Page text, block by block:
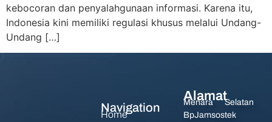
kebocoran dan penyalahgunaan informasi. Karena itu,
Indonesia kini memiliki regulasi khusus melalui Undang-
Undang […]
Navigation
Home
Alamat
Menara Selatan
BpJamsostek